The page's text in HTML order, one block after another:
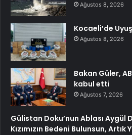
Ağustos 8, 2026
Kocaeli’de
Ağustos 8, 2026
Bakan Güler,
kabul etti
Ağustos 7, 2026
Gülistan Doku’nun Ablası Aygül
Kızımızın Bedeni Bulunsun,